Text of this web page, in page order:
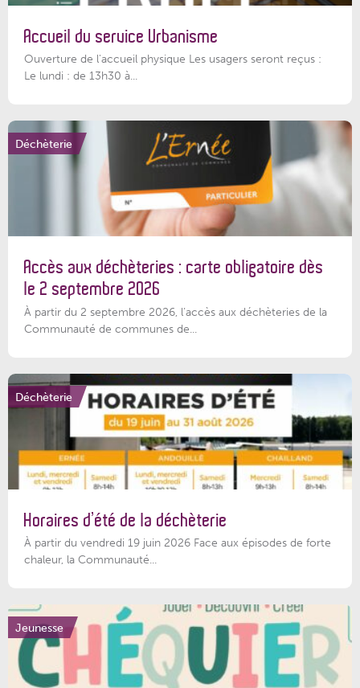
Accueil du service Urbanisme
Ouverture de l'accueil physique Les usagers seront reçus :
Le lundi : de 13h30 à...
Déchèterie
Accès aux déchèteries : carte obligatoire dès
le 2 septembre 2026
À partir du 2 septembre 2026, l’accès aux déchèteries de la
Communauté de communes de...
Déchèterie
Horaires d’été de la déchèterie
À partir du vendredi 19 juin 2026 Face aux épisodes de forte
chaleur, la Communauté...
Jeunesse